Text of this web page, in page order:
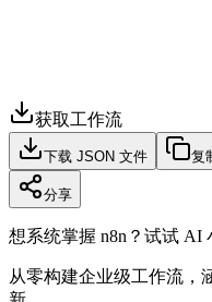
获取工作流
下载 JSON 文件 复
分享
想系统掌握 n8n？试试 AI
从零构建企业级工作流，